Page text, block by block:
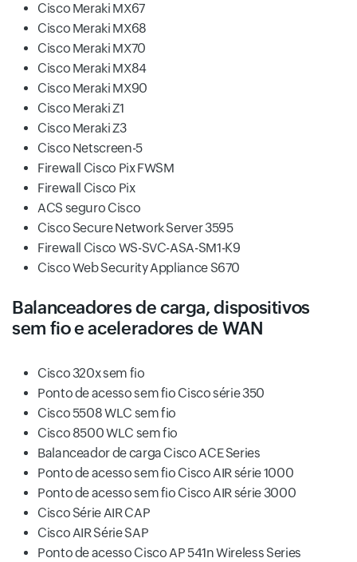
Cisco Meraki MX67
Cisco Meraki MX68
Cisco Meraki MX70
Cisco Meraki MX84
Cisco Meraki MX90
Cisco Meraki Z1
Cisco Meraki Z3
Cisco Netscreen-5
Firewall Cisco Pix FWSM
Firewall Cisco Pix
ACS seguro Cisco
Cisco Secure Network Server 3595
Firewall Cisco WS-SVC-ASA-SM1-K9
Cisco Web Security Appliance S670
Balanceadores de carga, dispositivos
sem fio e aceleradores de WAN
Cisco 320x sem fio
Ponto de acesso sem fio Cisco série 350
Cisco 5508 WLC sem fio
Cisco 8500 WLC sem fio
Balanceador de carga Cisco ACE Series
Ponto de acesso sem fio Cisco AIR série 1000
Ponto de acesso sem fio Cisco AIR série 3000
Cisco Série AIR CAP
Cisco AIR Série SAP
Ponto de acesso Cisco AP 541n Wireless Series